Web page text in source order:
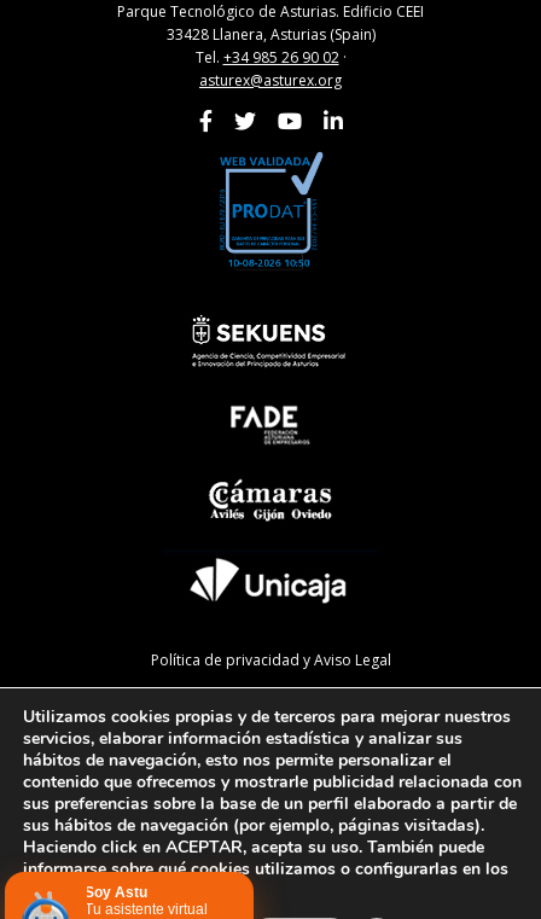
Parque Tecnológico de Asturias. Edificio CEEI
33428 Llanera, Asturias (Spain)
Tel. +34 985 26 90 02·
asturex@asturex.org
Política de privacidad y Aviso Legal
Política de calidad
Mapa de la web
Preguntas Frecuentes
Configurar cookies
Soy Astu
Tu asistente virtual
Utilizamos cookies propias y de terceros para mejorar nuestros
servicios, elaborar información estadística y analizar sus
hábitos de navegación, esto nos permite personalizar el
contenido que ofrecemos y mostrarle publicidad relacionada con
sus preferencias sobre la base de un perfil elaborado a partir de
sus hábitos de navegación (por ejemplo, páginas visitadas).
Haciendo click en ACEPTAR, acepta su uso. También puede
informarse sobre qué cookies utilizamos o configurarlas en los
AJUSTES.